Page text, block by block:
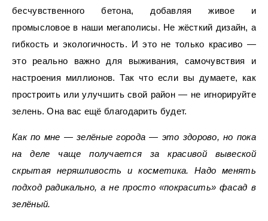
бесчувственного бетона, добавляя живое и
промысловое в наши мегаполисы. Не жёсткий дизайн, а
гибкость и экологичность. И это не только красиво —
это реально важно для выживания, самочувствия и
настроения миллионов. Так что если вы думаете, как
простроить или улучшить свой район — не игнорируйте
зелень. Она вас ещё благодарить будет.
Как по мне — зелёные города — это здорово, но пока
на деле чаще получается за красивой вывеской
скрытая неряшливость и косметика. Надо менять
подход радикально, а не просто «покрасить» фасад в
зелёный.